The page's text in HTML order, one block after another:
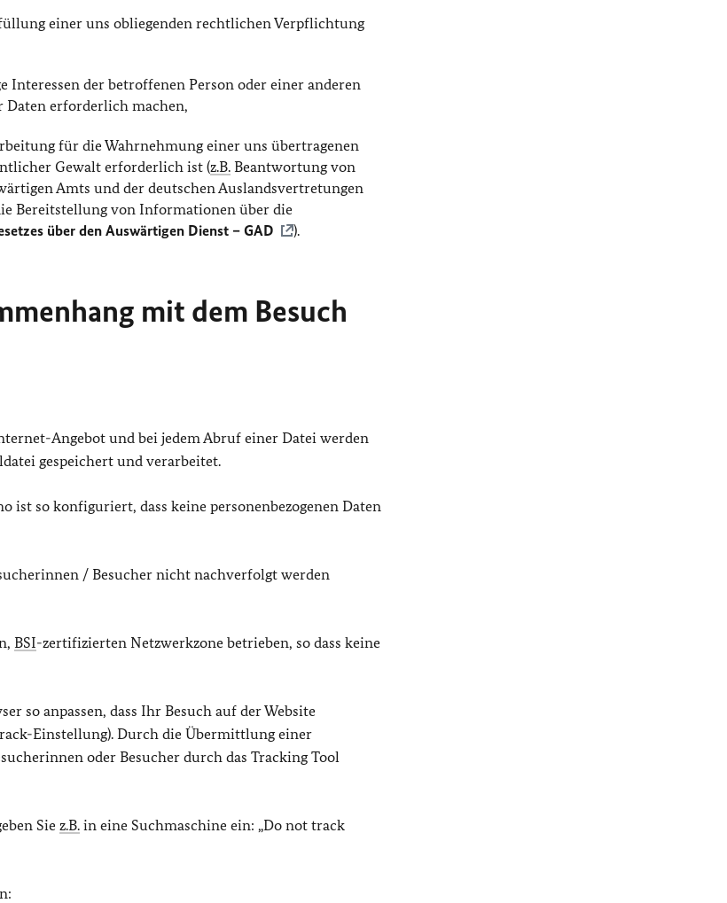
einer uns obliegenden rechtlichen Verpflichtung
Interessen der betroffenen Person oder einer anderen
Daten erforderlich machen,
für die Wahrnehmung einer uns übertragenen
Gewalt erforderlich ist (z.B. Beantwortung von
Amts und der deutschen Auslandsvertretungen
Bereitstellung von Informationen über die
über den Auswärtigen Dienst – GAD ).
mit dem Besuch
Angebot und bei jedem Abruf einer Datei werden
gespeichert und verarbeitet.
ist so konfiguriert, dass keine personenbezogenen Daten
/ Besucher nicht nachverfolgt werden
BSI-zertifizierten Netzwerkzone betrieben, so dass keine
so anpassen, dass Ihr Besuch auf der Website
Einstellung). Durch die Übermittlung einer
oder Besucher durch das Tracking Tool
Sie z.B. in eine Suchmaschine ein: „Do not track